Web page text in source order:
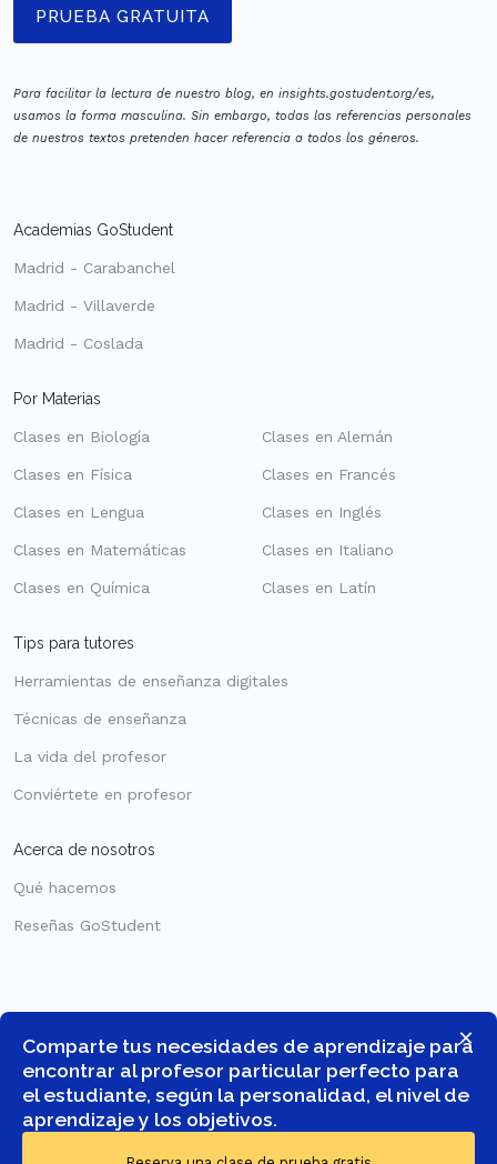
×
Comparte tus necesidades de aprendizaje para
encontrar al profesor particular perfecto para
el estudiante, según la personalidad, el nivel de
aprendizaje y los objetivos.
PRUEBA GRATUITA
Para facilitar la lectura de nuestro blog, en insights.gostudent.org/es,
usamos la forma masculina. Sin embargo, todas las referencias personales
de nuestros textos pretenden hacer referencia a todos los géneros.
Academias GoStudent
Madrid - Carabanchel
Madrid - Villaverde
Madrid - Coslada
Por Materias
Clases en Biología
Clases en Física
Clases en Lengua
Clases en Matemáticas
Clases en Química
Clases en Alemán
Clases en Francés
Clases en Inglés
Clases en Italiano
Clases en Latín
Tips para tutores
Herramientas de enseñanza digitales
Técnicas de enseñanza
La vida del profesor
Conviértete en profesor
Acerca de nosotros
Qué hacemos
Reseñas GoStudent